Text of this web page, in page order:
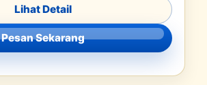
Lihat Detail
Pesan Sekarang